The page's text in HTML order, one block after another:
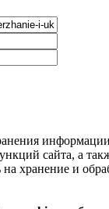
сайта, а
хранение и